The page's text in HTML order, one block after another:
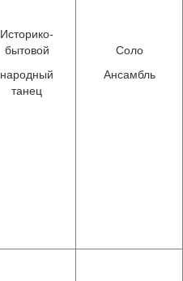
Историко-
бытовой
народный
танец
Соло
Ансамбль